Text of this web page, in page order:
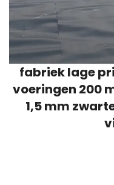
fabriek lage
voeringen 200
1,5 mm